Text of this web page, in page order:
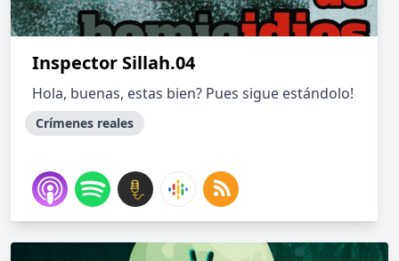
Inspector Sillah.04
Hola, buenas, estas bien? Pues sigue estándolo!
Crímenes reales